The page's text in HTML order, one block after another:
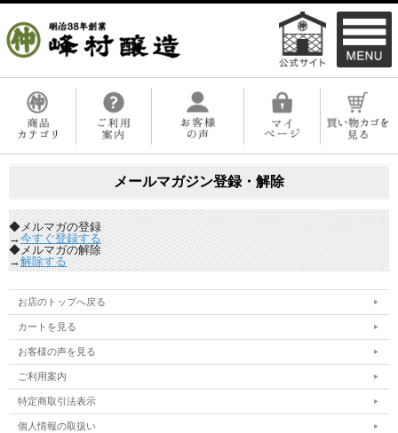
メールマガジン登録・解除
◆メルマガの登録
→今すぐ登録する
◆メルマガの解除
→解除する
お店のトップへ戻る
カートを見る
お客様の声を見る
ご利用案内
特定商取引法表示
個人情報の取扱い